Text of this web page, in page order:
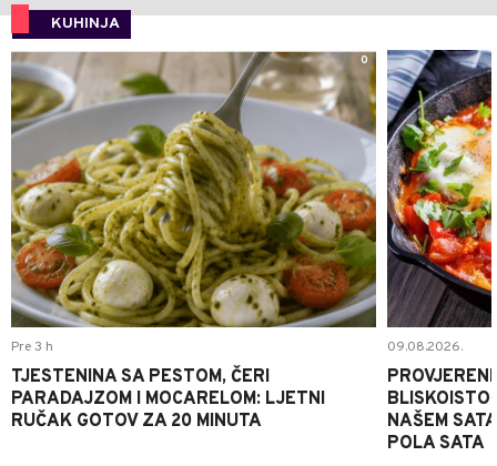
KUHINJA
0
Pre 3 h
TJESTENINA SA PESTOM, ČERI
PARADAJZOM I MOCARELOM: LJETNI
RUČAK GOTOV ZA 20 MINUTA
09.08.2026.
NAŠEM
POLA SATA